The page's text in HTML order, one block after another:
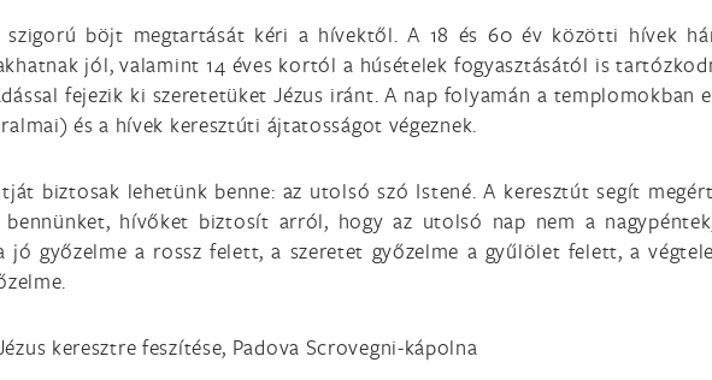
szigorú böjt megtartását kéri a hívektől. A 18 és 60 év közötti hívek
jól, valamint 14 éves kortól a húsételek fogyasztásától is
fejezik ki szeretetüket Jézus iránt. A nap folyamán a templomokban
és a hívek keresztúti ájtatosságot végeznek.
biztosak lehetünk benne: az utolsó szó Istené. A keresztút segít
hívőket biztosít arról, hogy az utolsó nap nem a
jó győzelme a rossz felett, a szeretet győzelme a gyűlölet felett, a
keresztre feszítése, Padova Scrovegni-kápolna